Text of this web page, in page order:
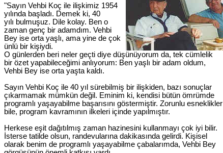
"Sayın Vehbi Koç ile ilişkimiz 1954
yılında başladı. Demek ki, 40
yılı bulmuşuz. Dile kolay. Ben o
zaman genç bir adamdım. Vehbi
Bey ise orta yaşlı, ama yine de çok
ünlü bir kişiydi.
O günlerden beri neler geçti diye düşünüyorum da, tek cümlelik
bir özet yapabileceğimi anlıyorum: Ben yaşlı bir adam oldum,
Vehbi Bey ise orta yaşta kaldı.
Sayın Vehbi Koç ile 40 yıl sürebilmiş bir ilişkiden, bazı sonuçlar
çıkarmamak mümkün değil. Eminim ki, kendisi bütün ömrümde
programlı yaşayabilme başarısını göstermiştir. Zorunlu esneklikler
bile, program kavramının ilkeleri içinde yapılmıştır.
Herkese eşit dağıtılmış zaman hazinesini kullanmayı çok iyi bilir.
İsterse tatilde olsun, randevularına dakikasında gelirdi. Kişisel
olarak benim de programlı yaşayabilme çabalarımda, Vehbi Bey